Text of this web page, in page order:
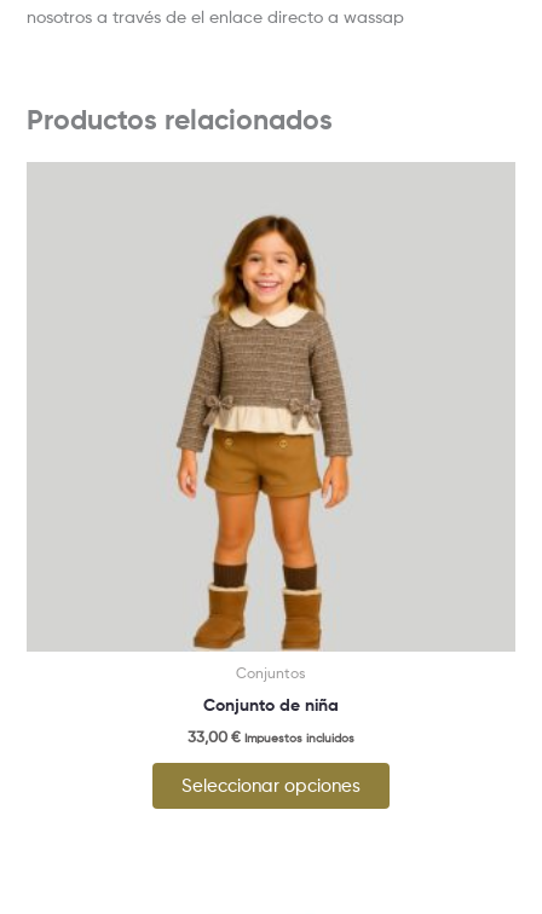
nosotros a través de el enlace directo a wassap
Productos relacionados
Conjuntos
Conjunto de niña
33,00 € Impuestos incluidos
Seleccionar opciones